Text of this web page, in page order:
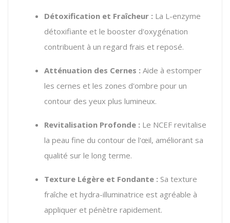
Détoxification et Fraîcheur : La L-enzyme
détoxifiante et le booster d'oxygénation
contribuent à un regard frais et reposé.
Atténuation des Cernes : Aide à estomper
les cernes et les zones d'ombre pour un
contour des yeux plus lumineux.
Revitalisation Profonde : Le NCEF revitalise
la peau fine du contour de l'œil, améliorant sa
qualité sur le long terme.
Texture Légère et Fondante : Sa texture
fraîche et hydra-illuminatrice est agréable à
appliquer et pénètre rapidement.